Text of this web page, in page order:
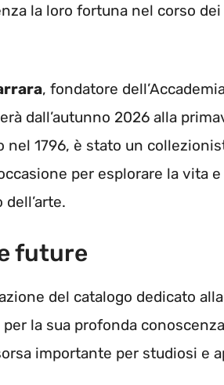
la loro fortuna nel corso
, fondatore
dall’autunno 2026 alla
nel 1796, è stato un
per esplorare la vita e
future
del catalogo dedicato
la sua profonda
importante per studiosi e